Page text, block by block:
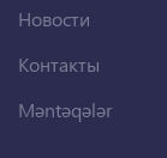
Новости
Контакты
Məntəqələr